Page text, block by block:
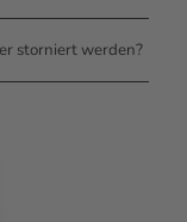
storniert werden?